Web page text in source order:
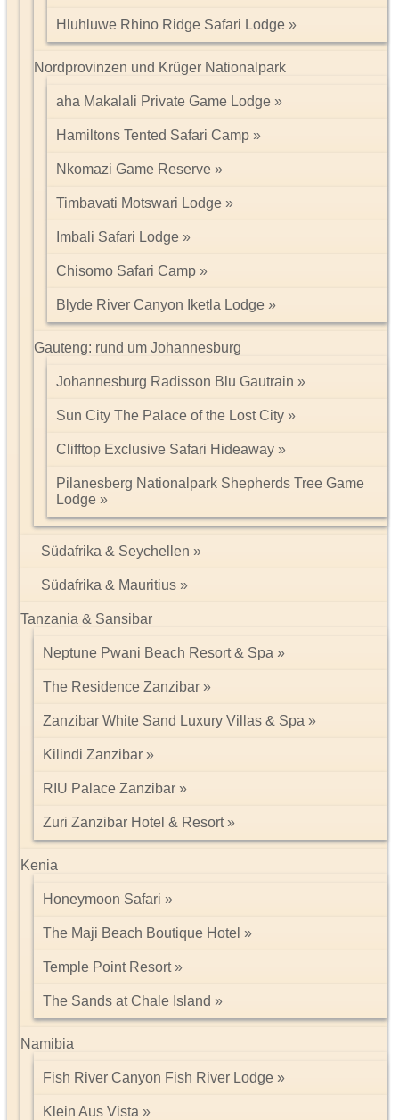
Hluhluwe Rhino Ridge Safari Lodge
Nordprovinzen und Krüger Nationalpark
aha Makalali Private Game Lodge
Hamiltons Tented Safari Camp
Nkomazi Game Reserve
Timbavati Motswari Lodge
Imbali Safari Lodge
Chisomo Safari Camp
Blyde River Canyon Iketla Lodge
Gauteng: rund um Johannesburg
Johannesburg Radisson Blu Gautrain
Sun City The Palace of the Lost City
Clifftop Exclusive Safari Hideaway
Pilanesberg Nationalpark Shepherds Tree Game
Lodge
Südafrika & Seychellen
Südafrika & Mauritius
Tanzania & Sansibar
Neptune Pwani Beach Resort & Spa
The Residence Zanzibar
Zanzibar White Sand Luxury Villas & Spa
Kilindi Zanzibar
RIU Palace Zanzibar
Zuri Zanzibar Hotel & Resort
Kenia
Honeymoon Safari
The Maji Beach Boutique Hotel
Temple Point Resort
The Sands at Chale Island
Namibia
Fish River Canyon Fish River Lodge
Klein Aus Vista